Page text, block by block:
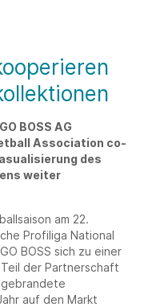
BOSS AG
Association co-
des
weiter
am 22.
Profiliga National
BOSS sich zu einer
der Partnerschaft
gebrandete
auf den Markt